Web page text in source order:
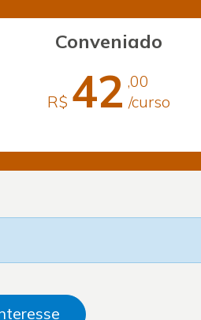
Conveniado
R$ 42 ,00
/curso